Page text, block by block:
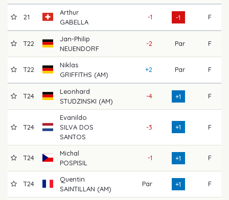
21
Arthur
GABELLA
-1 -1 F
T22
Jan-Philip
NEUENDORF
-2 Par F
T22
Niklas
GRIFFITHS (AM)
+2 Par F
T24
Leonhard
STUDZINSKI (AM)
-4 +1 F
T24
Evanildo
SILVA DOS
SANTOS
-3 +1 F
T24
Michal
POSPISIL
-1 +1 F
T24
Quentin
SAINTILLAN (AM)
Par +1 F